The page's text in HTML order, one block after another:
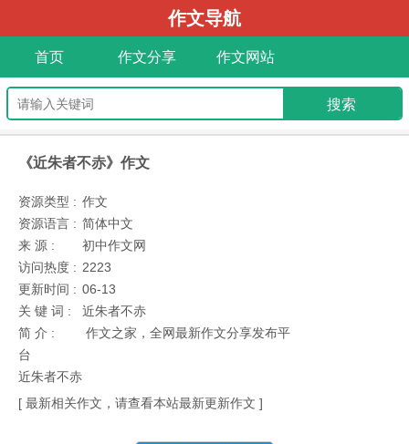
作文导航
首页 作文分享 作文网站
《近朱者不赤》作文
资源类型 : 作文
资源语言 : 简体中文
来 源 :
初中作文网
访问热度 : 2223
更新时间 : 06-13
关 键 词 :
近朱者不赤
简 介 :
作文之家，全网最新作文分享发布平
台
近朱者不赤
[ 最新相关作文，请查看本站最新更新作文 ]